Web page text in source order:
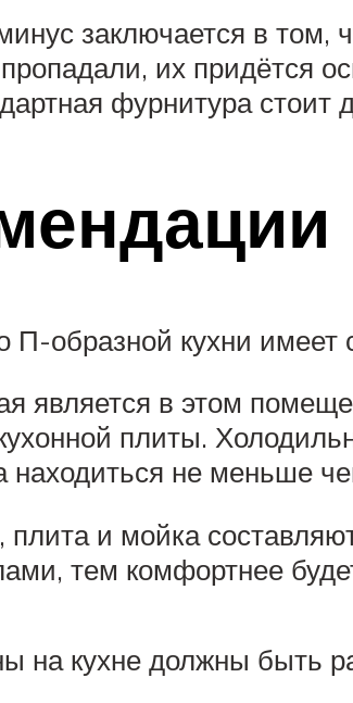
заключается в том,
их придётся
фурнитура стоит
П-образной кухни имеет
является в этом
плиты.
находиться не меньше
плита и мойка
тем комфортнее
на кухне должны быть